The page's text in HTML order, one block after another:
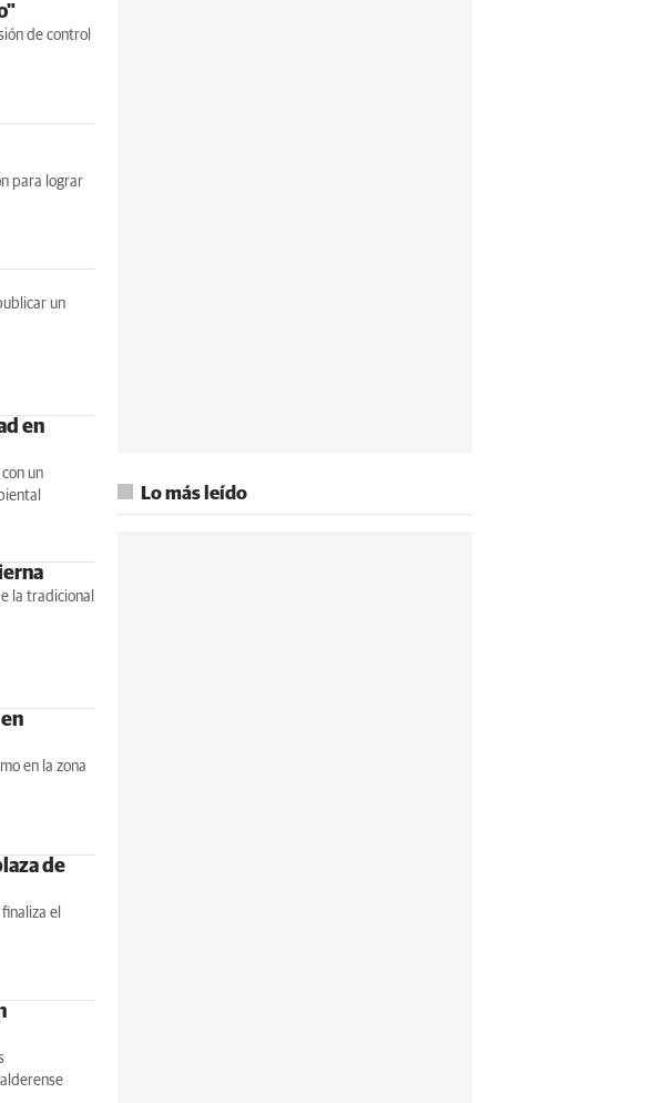
de control
para lograr
un
en
un
la tradicional
en la zona
de
el
Lo más leído